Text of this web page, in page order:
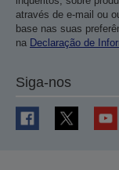
através de e-mail ou
base nas suas
na Declaração de
Siga-nos